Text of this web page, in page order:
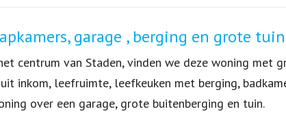
garage , berging en grote tuin
centrum van Staden, vinden we deze woning met
inkom, leefruimte, leefkeuken met berging,
over een garage, grote buitenberging en tuin.